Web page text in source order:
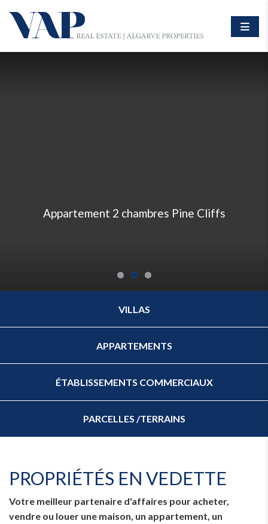
Appartement 2 chambres Pine Cliffs
VILLAS
APPARTEMENTS
ÉTABLISSEMENTS COMMERCIAUX
PARCELLES /TERRAINS
PROPRIÉTÉS EN VEDETTE
Votre meilleur partenaire d'affaires pour acheter,
vendre ou louer une maison, un appartement, un